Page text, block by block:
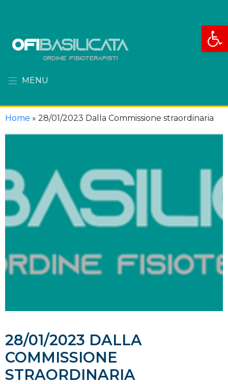
Apri
MENU
Home » 28/01/2023 Dalla Commissione straordinaria
28/01/2023 DALLA
COMMISSIONE
STRAORDINARIA